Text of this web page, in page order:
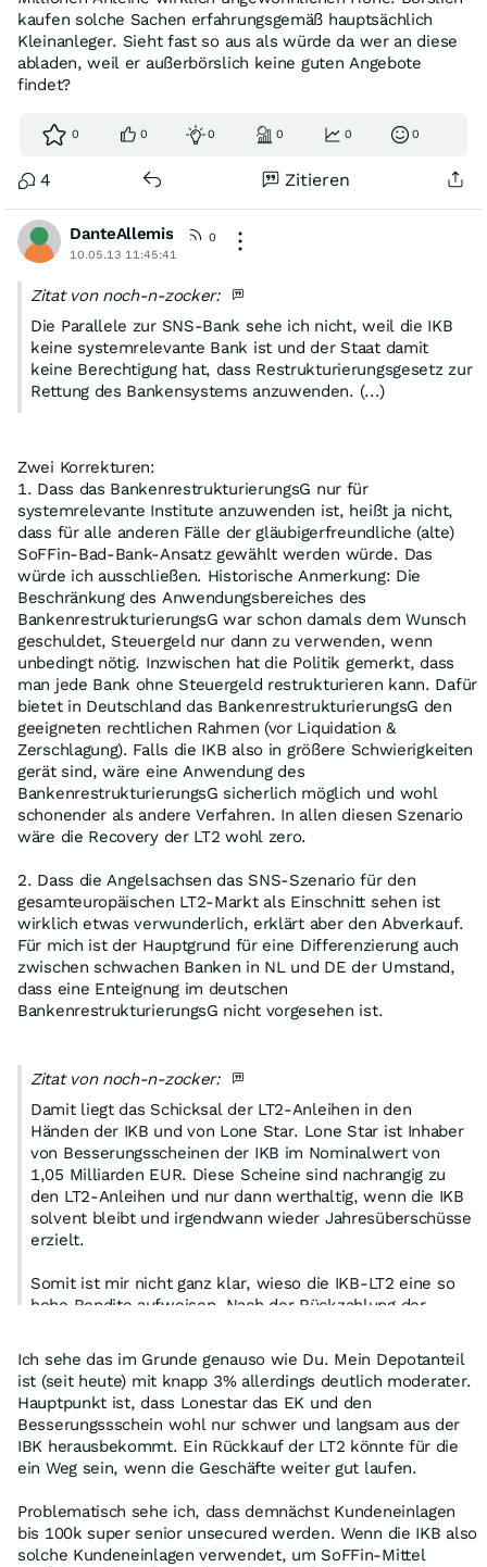
kaufen solche Sachen erfahrungsgemäß hauptsächlich
Kleinanleger. Sieht fast so aus als würde da wer an diese
abladen, weil er außerbörslich keine guten Angebote
findet?
0 0 0 0 0 0
4 Zitieren
DanteAllemis
0
10.05.13 11:45:41
Zitat von noch-n-zocker:
Die Parallele zur SNS-Bank sehe ich nicht, weil die IKB
keine systemrelevante Bank ist und der Staat damit
keine Berechtigung hat, dass Restrukturierungsgesetz zur
Rettung des Bankensystems anzuwenden. (...)
Zwei Korrekturen:
1. Dass das BankenrestrukturierungsG nur für
systemrelevante Institute anzuwenden ist, heißt ja nicht,
dass für alle anderen Fälle der gläubigerfreundliche (alte)
SoFFin-Bad-Bank-Ansatz gewählt werden würde. Das
würde ich ausschließen. Historische Anmerkung: Die
Beschränkung des Anwendungsbereiches des
BankenrestrukturierungsG war schon damals dem Wunsch
geschuldet, Steuergeld nur dann zu verwenden, wenn
unbedingt nötig. Inzwischen hat die Politik gemerkt, dass
man jede Bank ohne Steuergeld restrukturieren kann. Dafür
bietet in Deutschland das BankenrestrukturierungsG den
geeigneten rechtlichen Rahmen (vor Liquidation &
Zerschlagung). Falls die IKB also in größere Schwierigkeiten
gerät sind, wäre eine Anwendung des
BankenrestrukturierungsG sicherlich möglich und wohl
schonender als andere Verfahren. In allen diesen Szenario
wäre die Recovery der LT2 wohl zero.
2. Dass die Angelsachsen das SNS-Szenario für den
gesamteuropäischen LT2-Markt als Einschnitt sehen ist
wirklich etwas verwunderlich, erklärt aber den Abverkauf.
Für mich ist der Hauptgrund für eine Differenzierung auch
zwischen schwachen Banken in NL und DE der Umstand,
dass eine Enteignung im deutschen
BankenrestrukturierungsG nicht vorgesehen ist.
Zitat von noch-n-zocker:
Damit liegt das Schicksal der LT2-Anleihen in den
Händen der IKB und von Lone Star. Lone Star ist Inhaber
von Besserungsscheinen der IKB im Nominalwert von
1,05 Milliarden EUR. Diese Scheine sind nachrangig zu
den LT2-Anleihen und nur dann werthaltig, wenn die IKB
solvent bleibt und irgendwann wieder Jahresüberschüsse
erzielt.
Somit ist mir nicht ganz klar, wieso die IKB-LT2 eine so
hohe Rendite aufweisen. Nach der Rückzahlung der
Anleihen und der stabilen Lage im deutschen Mittelstand
gehe ich davon aus, dass die IKB im laufenden
Geschäftsjahr erstmals wieder ein positives HGB-
Ergebnis ausweisen wird. Außerdem ist nach der
Rückzahlung der Soffin-Mittel der Weg für
Rückkaufangebote an die LT2-Inhaber frei, womit die IKB
in Höhe des Unter-Pari-Anteils hartes und dauerhaftes
Eigenkapital schaffen könnte.
(...)
Was spricht dagegen, die jetzt fälligen LT2-Anleihen in
Ich sehe das im Grunde genauso wie Du. Mein Depotanteil
ist (seit heute) mit knapp 3% allerdings deutlich moderater.
Hauptpunkt ist, dass Lonestar das EK und den
Besserungssschein wohl nur schwer und langsam aus der
IBK herausbekommt. Ein Rückkauf der LT2 könnte für die
ein Weg sein, wenn die Geschäfte weiter gut laufen.
Problematisch sehe ich, dass demnächst Kundeneinlagen
bis 100k super senior unsecured werden. Wenn die IKB also
solche Kundeneinlagen verwendet, um SoFFin-Mittel